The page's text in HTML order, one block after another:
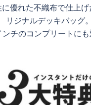
優れた不織布で仕上
リジナルデッキバッグ。
ンチのコンプリートにも